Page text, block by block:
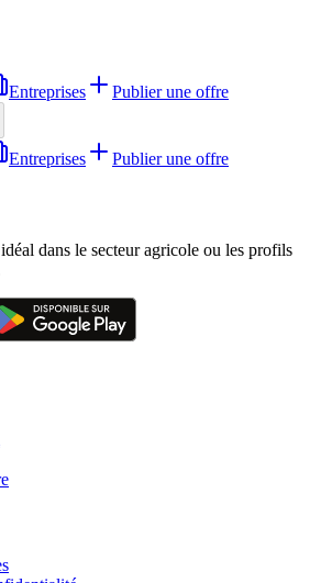
Entreprises Publier une offre
Entreprises Publier une offre
dans le secteur agricole ou les profils